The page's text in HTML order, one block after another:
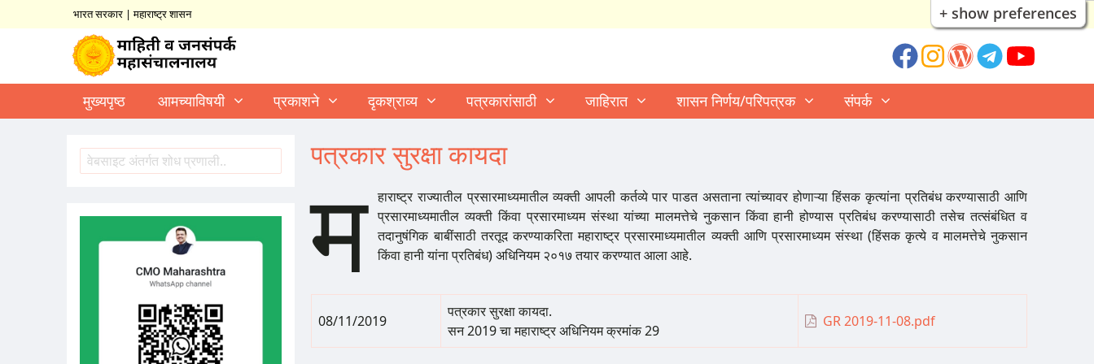
+ show preferences
भारत सरकार |महाराष्ट्र शासन
मुख्यपृष्ठ आमच्याविषयी प्रकाशने दृकश्राव्य पत्रकारांसाठी जाहिरात शासन निर्णय/परिपत्रक संपर्क
पत्रकार सुरक्षा कायदा
म
हाराष्ट्र राज्यातील प्रसारमाध्यमातील व्यक्ती आपली कर्तव्ये पार पाडत असताना त्यांच्यावर होणाऱ्या हिंसक कृत्यांना प्रतिबंध करण्यासाठी आणि
प्रसारमाध्यमातील व्यक्ती किंवा प्रसारमाध्यम संस्था यांच्या मालमत्तेचे नुकसान किंवा हानी होण्यास प्रतिबंध करण्यासाठी तसेच तत्संबंधित व
तदानुषंगिक बाबींसाठी तरतूद करण्याकरिता महाराष्ट्र प्रसारमाध्यमातील व्यक्ती आणि प्रसारमाध्यम संस्था (हिंसक कृत्ये व मालमत्तेचे नुकसान
किंवा हानी यांना प्रतिबंध) अधिनियम २०१७ तयार करण्यात आला आहे.
08/11/2019
पत्रकार सुरक्षा कायदा.
सन 2019 चा महाराष्ट्र अधिनियम क्रमांक 29
GR 2019-11-08.pdf
Search
Search